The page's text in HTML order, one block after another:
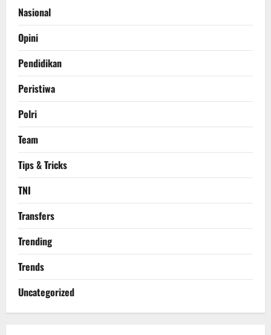
Nasional
Opini
Pendidikan
Peristiwa
Polri
Team
Tips & Tricks
TNI
Transfers
Trending
Trends
Uncategorized